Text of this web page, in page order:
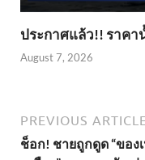
ประกาศแล้ว!! ราคา
August 7, 2026
PREVIOUS ARTICLE
ช็อก! ชายถูกดูด “ของ